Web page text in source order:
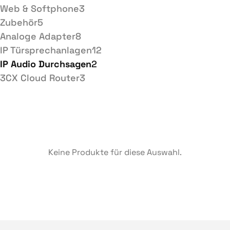
Web & Softphone3
Zubehör5
Analoge Adapter8
IP Türsprechanlagen12
IP Audio Durchsagen2
3CX Cloud Router3
Keine Produkte für diese Auswahl.